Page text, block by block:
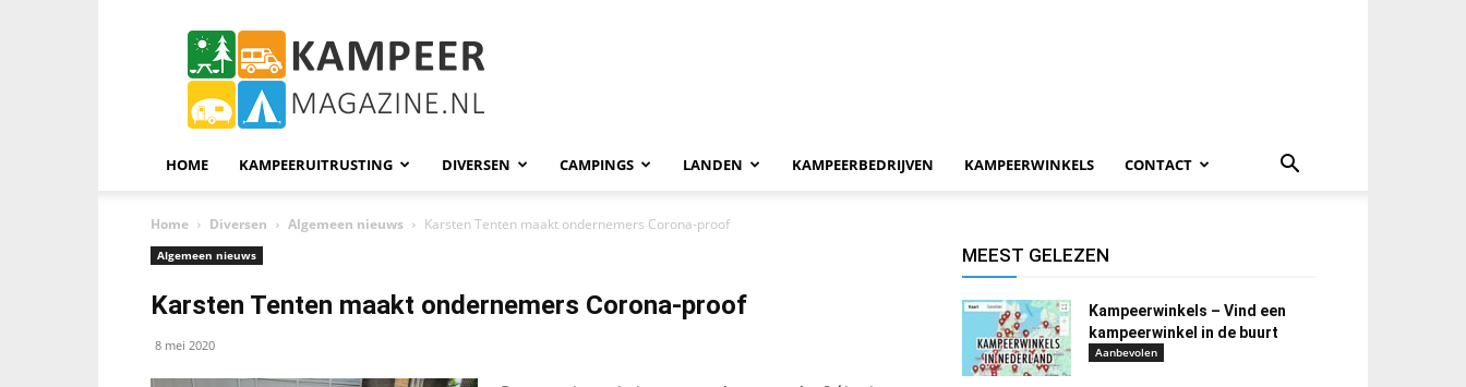
KampeerMagazine
HOME KAMPEERUITRUSTING DIVERSEN CAMPINGS LANDEN KAMPEERBEDRIJVEN KAMPEERWINKELS CONTACT
Home Diversen Algemeen nieuws Karsten Tenten maakt ondernemers Corona-proof
Algemeen nieuws
Karsten Tenten maakt ondernemers Corona-proof
8 mei 2020
MEEST GELEZEN
Kampeerwinkels – Vind een
kampeerwinkel in de buurt
Aanbevolen